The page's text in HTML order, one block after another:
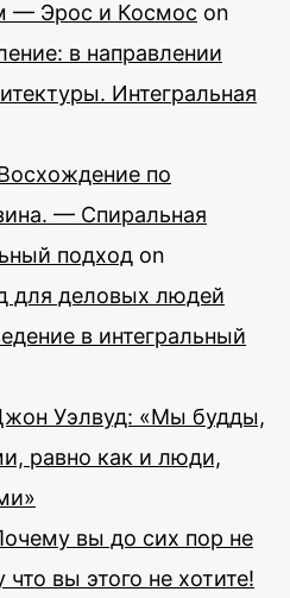
— Эрос и Космос on
в направлении
Интегральная
по
— Спиральная
подход on
для деловых людей
в интегральный
Уэлвуд: «Мы будды,
равно как и люди,
вы до сих пор не
вы этого не хотите!